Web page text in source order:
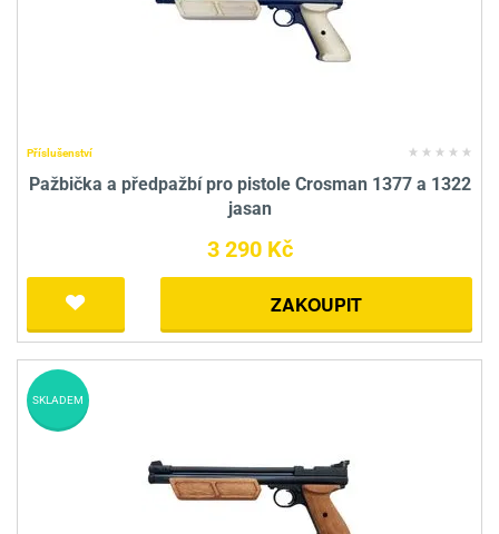
Příslušenství
Pažbička a předpažbí pro pistole Crosman 1377 a 1322
jasan
3 290 Kč
ZAKOUPIT
SKLADEM